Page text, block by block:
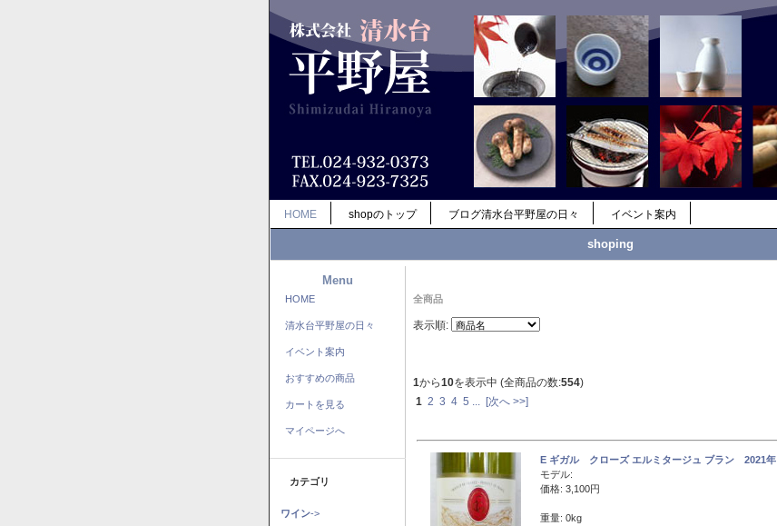
HOME shopのトップ ブログ清水台平野屋の日々 イベント案内
shoping
Menu
HOME
清水台平野屋の日々
イベント案内
おすすめの商品
カートを見る
マイページへ
カテゴリ
ワイン->
全商品
表示順:
1から10を表示中 (全商品の数:554)
1 2 3 4 5 [次へ >>]
E ギガル クローズ エルミタージュ ブラン 2021年
モデル:
価格: 3,100円
重量: 0kg